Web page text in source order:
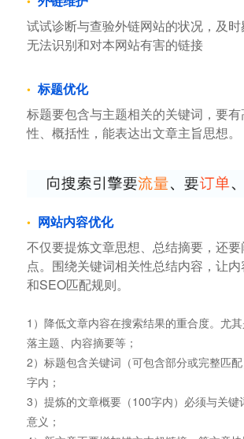
试试诊断与查验外链网站的状况，及
无法识别和对本网站有害的链接
标题优化
标题要包含与主题相关的关键词，要
性、概括性，能表达出文章主旨思想。
网站内容优化
不仅要提炼文章思想、总结摘要，还
点。围绕关键词相关性总结内容，让
和SEO匹配规则。
1）降低文章内容在搜索结果的重合度。尤
落主题、内容摘要等；
2）标题包含关键词（可包含部分或完整匹
字内；
3）提炼的文章概要（100字内）必须与关键
意义；